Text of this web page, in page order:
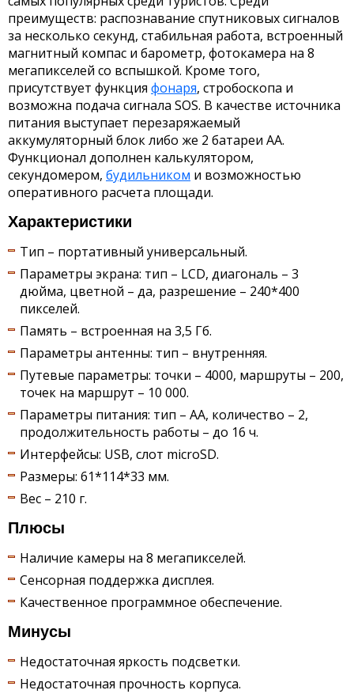
преимуществ: распознавание спутниковых сигналов
за несколько секунд, стабильная работа, встроенный
магнитный компас и барометр, фотокамера на 8
мегапикселей со вспышкой. Кроме того,
присутствует функция фонаря, стробоскопа и
возможна подача сигнала SOS. В качестве источника
питания выступает перезаряжаемый
аккумуляторный блок либо же 2 батареи АА.
Функционал дополнен калькулятором,
секундомером, будильником и возможностью
оперативного расчета площади.
Характеристики
Тип – портативный универсальный.
Параметры экрана: тип – LCD, диагональ – 3
дюйма, цветной – да, разрешение – 240*400
пикселей.
Память – встроенная на 3,5 Гб.
Параметры антенны: тип – внутренняя.
Путевые параметры: точки – 4000, маршруты – 200,
точек на маршрут – 10 000.
Параметры питания: тип – АА, количество – 2,
продолжительность работы – до 16 ч.
Интерфейсы: USB, слот microSD.
Размеры: 61*114*33 мм.
Вес – 210 г.
Плюсы
Наличие камеры на 8 мегапикселей.
Сенсорная поддержка дисплея.
Качественное программное обеспечение.
Минусы
Недостаточная яркость подсветки.
Недостаточная прочность корпуса.